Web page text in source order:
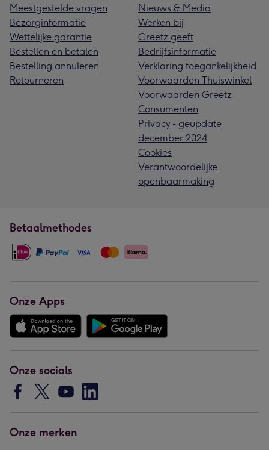
Meestgestelde vragen
Bezorginformatie
Wettelijke garantie
Bestellen en betalen
Bestelling annuleren
Retourneren
Nieuws & Media
Werken bij
Greetz geeft
Bedrijfsinformatie
Verklaring toegankelijkheid
Voorwaarden Thuiswinkel
Voorwaarden Greetz
Consumenten
Privacy - geupdate
december 2024
Cookies
Verantwoordelijke
openbaarmaking
Betaalmethodes
Onze Apps
Onze socials
Onze merken